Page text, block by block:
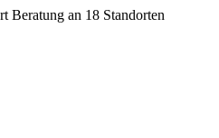
Beratung an 18 Standorten